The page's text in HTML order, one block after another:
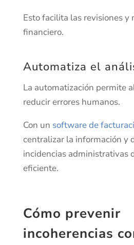
Esto facilita las revisiones y
financiero.
Automatiza el
La automatización permite
reducir errores humanos.
Con un software de
centralizar la información y
incidencias administrativas
eficiente.
Cómo prevenir
incoherencias